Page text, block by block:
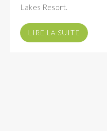
Lakes Resort.
LIRE LA SUITE